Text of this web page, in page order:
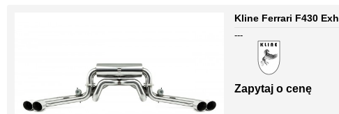
Kline Ferrari F430
---
Zapytaj o cenę